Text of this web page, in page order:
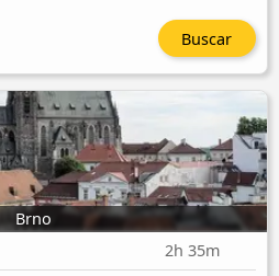
Buscar
Brno
2h 35m